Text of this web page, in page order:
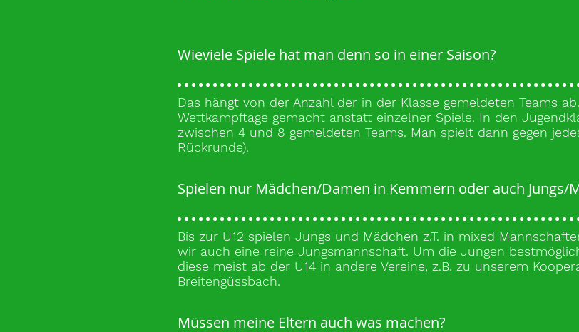
Wieviele Spiele hat man denn so in einer Saison?
Das hängt von der Anzahl der in der Klasse gemeldeten Teams
Wettkampftage gemacht anstatt einzelner Spiele. In den
zwischen 4 und 8 gemeldeten Teams. Man spielt dann gegen
Rückrunde).
Spielen nur Mädchen/Damen in Kemmern oder auch Jungs/
Bis zur U12 spielen Jungs und Mädchen z.T. in mixed
wir auch eine reine Jungsmannschaft. Um die Jungen
diese meist ab der U14 in andere Vereine, z.B. zu unserem
Breitengüssbach.
Müssen meine Eltern auch was machen?